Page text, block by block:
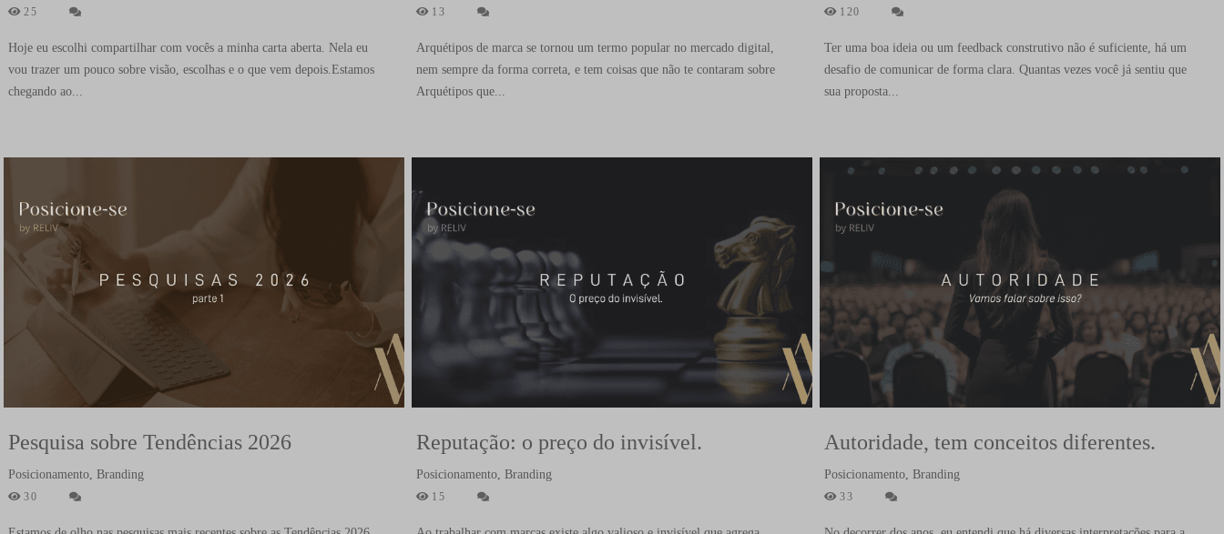
25
Hoje eu escolhi compartilhar com vocês a minha carta aberta. Nela eu
vou trazer um pouco sobre visão, escolhas e o que vem depois.Estamos
chegando ao...
13
Arquétipos de marca se tornou um termo popular no mercado digital,
nem sempre da forma correta, e tem coisas que não te contaram sobre
Arquétipos que...
120
Ter uma boa ideia ou um feedback construtivo não é suficiente, há um
desafio de comunicar de forma clara. Quantas vezes você já sentiu que
sua proposta...
Pesquisa sobre Tendências 2026
Posicionamento, Branding
30
Reputação: o preço do invisível.
Posicionamento, Branding
15
Autoridade, tem conceitos diferentes.
Posicionamento, Branding
33